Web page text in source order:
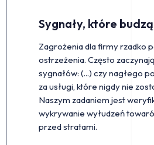
Sygnały, które
Zagrożenia dla firmy rzadko
ostrzeżenia. Często
sygnałów: (...) czy nagłego
za usługi, które nigdy nie
Naszym zadaniem jest
wykrywanie wyłudzeń
przed stratami.